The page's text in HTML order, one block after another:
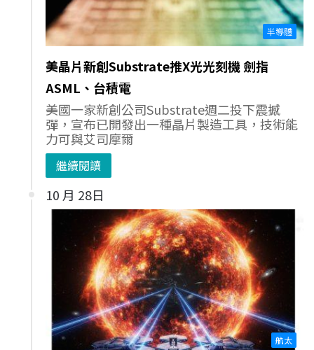
半導體
美晶片新創Substrate推X光光刻機 劍指
ASML、台積電
美國一家新創公司Substrate週二投下震撼
彈，宣布已開發出一種晶片製造工具，技術能
力可與艾司摩爾
繼續閱讀
10 月 28日
航太